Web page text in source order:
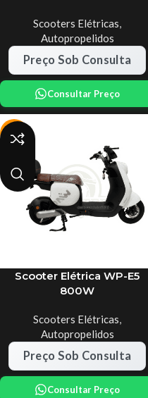
Scooters Elétricas,
Autopropelidos
Preço Sob Consulta
Consultar Preço
-13%
Scooter Elétrica WP-E5
800W
Scooters Elétricas,
Autopropelidos
Preço Sob Consulta
Consultar Preço